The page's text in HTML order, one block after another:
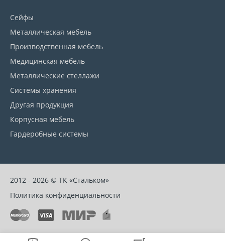
Сейфы
Металлическая мебель
Производственная мебель
Медицинская мебель
Металлические стеллажи
Системы хранения
Другая продукция
Корпусная мебель
Гардеробные системы
2012 - 2026 © ТК «Стальком»
Политика конфиденциальности